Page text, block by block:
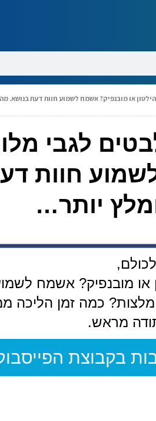
או מובנפיק? אשמח לשמוע חוות דעת בנושא.
לגבי
חוות
יותר…
או מובנפיק? אשמח
כמה זמן הליכה
מראש.
בקבוצת